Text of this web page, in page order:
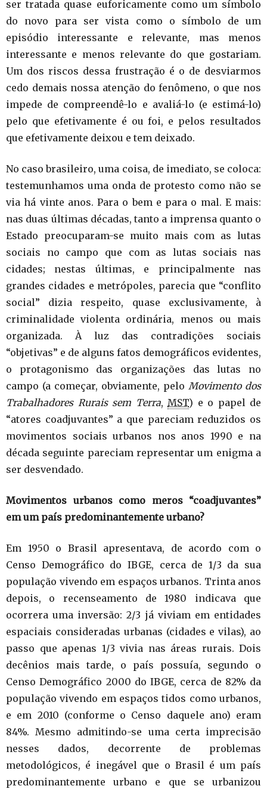
ser tratada quase euforicamente como um símbolo
do novo para ser vista como o símbolo de um
episódio interessante e relevante, mas menos
interessante e menos relevante do que gostariam.
Um dos riscos dessa frustração é o de desviarmos
cedo demais nossa atenção do fenômeno, o que nos
impede de compreendê-lo e avaliá-lo (e estimá-lo)
pelo que efetivamente é ou foi, e pelos resultados
que efetivamente deixou e tem deixado.
No caso brasileiro, uma coisa, de imediato, se coloca:
testemunhamos uma onda de protesto como não se
via há vinte anos. Para o bem e para o mal. E mais:
nas duas últimas décadas, tanto a imprensa quanto o
Estado preocuparam-se muito mais com as lutas
sociais no campo que com as lutas sociais nas
cidades; nestas últimas, e principalmente nas
grandes cidades e metrópoles, parecia que “conflito
social” dizia respeito, quase exclusivamente, à
criminalidade violenta ordinária, menos ou mais
organizada. À luz das contradições sociais
“objetivas” e de alguns fatos demográficos evidentes,
o protagonismo das organizações das lutas no
campo (a começar, obviamente, pelo Movimento dos
Trabalhadores Rurais sem Terra, MST) e o papel de
“atores coadjuvantes” a que pareciam reduzidos os
movimentos sociais urbanos nos anos 1990 e na
década seguinte pareciam representar um enigma a
ser desvendado.
Movimentos urbanos como meros “coadjuvantes”
em um país predominantemente urbano?
Em 1950 o Brasil apresentava, de acordo com o
Censo Demográfico do IBGE, cerca de 1/3 da sua
população vivendo em espaços urbanos. Trinta anos
depois, o recenseamento de 1980 indicava que
ocorrera uma inversão: 2/3 já viviam em entidades
espaciais consideradas urbanas (cidades e vilas), ao
passo que apenas 1/3 vivia nas áreas rurais. Dois
decênios mais tarde, o país possuía, segundo o
Censo Demográfico 2000 do IBGE, cerca de 82% da
população vivendo em espaços tidos como urbanos,
e em 2010 (conforme o Censo daquele ano) eram
84%. Mesmo admitindo-se uma certa imprecisão
nesses dados, decorrente de problemas
metodológicos, é inegável que o Brasil é um país
predominantemente urbano e que se urbanizou